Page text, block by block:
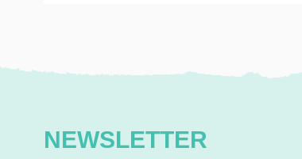
NEWSLETTER